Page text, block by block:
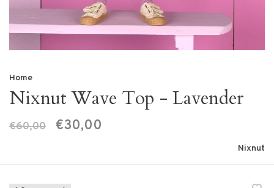
Home
Nixnut Wave Top - Lavender
€60,00 €30,00
Nixnut